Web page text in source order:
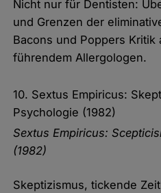
Nicht nur für Dentisten:
und Grenzen der
Bacons und Poppers Kritik
führendem Allergologen.
10. Sextus Empiricus:
Psychologie (1982)
Sextus Empiricus:
(1982)
Skeptizismus, tickende